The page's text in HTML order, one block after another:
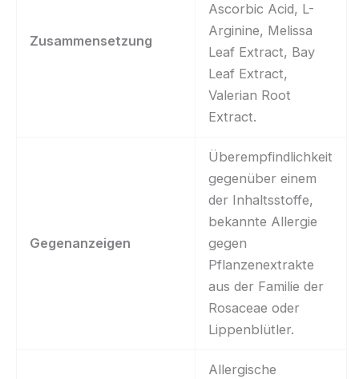
Zusammensetzung
Ascorbic Acid, L-
Arginine, Melissa
Leaf Extract, Bay
Leaf Extract,
Valerian Root
Extract.
Gegenanzeigen
Überempfindlichkeit
gegenüber einem
der Inhaltsstoffe,
bekannte Allergie
gegen
Pflanzenextrakte
aus der Familie der
Rosaceae oder
Lippenblütler.
Allergische